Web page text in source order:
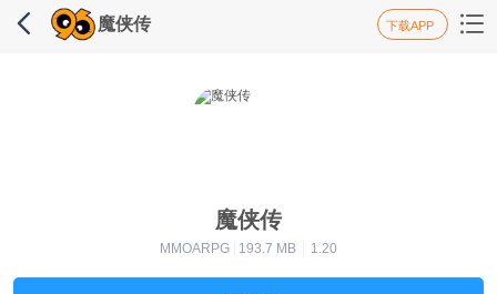
魔侠传 下载APP
魔侠传
MMOARPG 193.7 MB 1.20